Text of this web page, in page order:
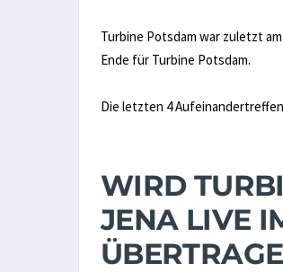
Turbine Potsdam war zuletzt
Ende für Turbine Potsdam.
Die letzten 4
WIRD
JENA LIVE